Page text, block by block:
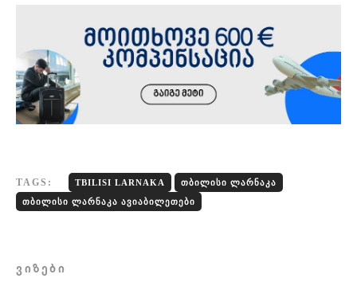
TAGS: TBILISI LARNAKA
ᲗᲑᲘᲚᲘᲡᲘ ᲚᲐᲠᲜᲐᲙᲐ
ᲗᲑᲘᲚᲘᲡᲘ ᲚᲐᲠᲜᲐᲙᲐ ᲐᲕᲘᲐᲑᲘᲚᲔᲗᲔᲑᲘ
ᲕᲘᲖᲔᲑᲘ